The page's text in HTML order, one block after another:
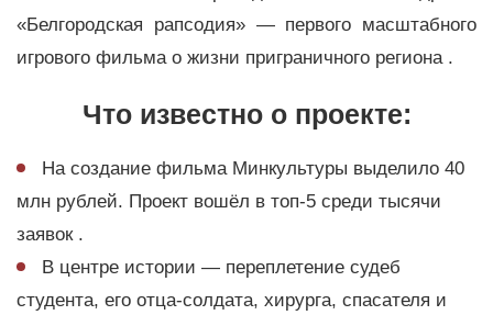
«Белгородская рапсодия» — первого масштабного
игрового фильма о жизни приграничного региона .
Что известно о проекте:
На создание фильма Минкультуры выделило 40
млн рублей. Проект вошёл в топ-5 среди тысячи
заявок .
В центре истории — переплетение судеб
студента, его отца-солдата, хирурга, спасателя и